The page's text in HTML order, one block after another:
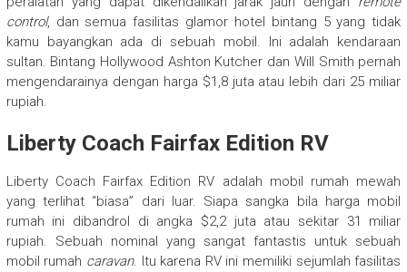
control, dan semua fasilitas glamor hotel bintang 5 yang tidak
kamu bayangkan ada di sebuah mobil. Ini adalah kendaraan
sultan. Bintang Hollywood Ashton Kutcher dan Will Smith pernah
mengendarainya dengan harga $1,8 juta atau lebih dari 25 miliar
rupiah.
Liberty Coach Fairfax Edition RV
Liberty Coach Fairfax Edition RV adalah mobil rumah mewah
yang terlihat “biasa” dari luar. Siapa sangka bila harga mobil
rumah ini dibandrol di angka $2,2 juta atau sekitar 31 miliar
rupiah. Sebuah nominal yang sangat fantastis untuk sebuah
mobil rumah caravan. Itu karena RV ini memiliki sejumlah fasilitas